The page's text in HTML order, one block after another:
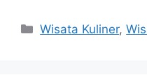
Categories
Wisata Kuliner,